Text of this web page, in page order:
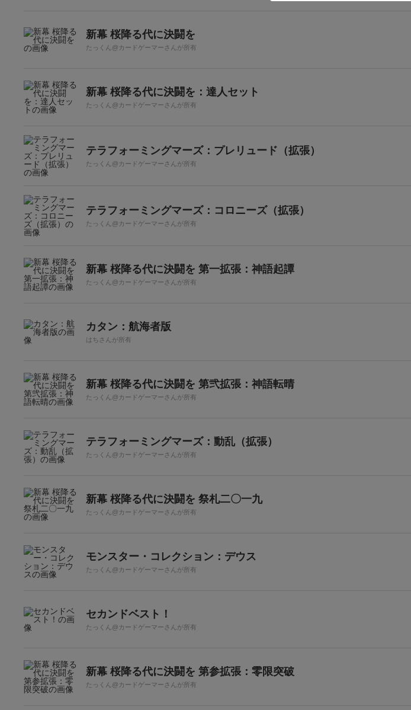
新幕 桜降る代に決闘を
たっくん@カードゲーマーさんが所有
新幕 桜降る代に決闘を：達人セット
たっくん@カードゲーマーさんが所有
テラフォーミングマーズ：プレリュード（拡張）
たっくん@カードゲーマーさんが所有
テラフォーミングマーズ：コロニーズ（拡張）
たっくん@カードゲーマーさんが所有
新幕 桜降る代に決闘を 第一拡張：神語起譚
たっくん@カードゲーマーさんが所有
カタン：航海者版
はちさんが所有
新幕 桜降る代に決闘を 第弐拡張：神語転晴
たっくん@カードゲーマーさんが所有
テラフォーミングマーズ：動乱（拡張）
たっくん@カードゲーマーさんが所有
新幕 桜降る代に決闘を 祭札二〇一九
たっくん@カードゲーマーさんが所有
モンスター・コレクション：デウス
たっくん@カードゲーマーさんが所有
セカンドベスト！
たっくん@カードゲーマーさんが所有
新幕 桜降る代に決闘を 第参拡張：零限突破
たっくん@カードゲーマーさんが所有